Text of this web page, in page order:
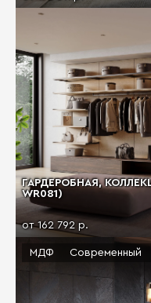
ГАРДЕРОБНАЯ,
WR081)
от 162 792 р.
МДФ Современный